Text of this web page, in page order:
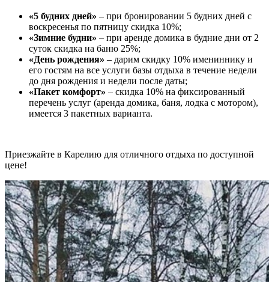
«5 будних дней» – при бронировании 5 будних дней с
воскресенья по пятницу скидка 10%;
«Зимние будни» – при аренде домика в будние дни от 2
суток скидка на баню 25%;
«День рождения» – дарим скидку 10% имениннику и
его гостям на все услуги базы отдыха в течение недели
до дня рождения и недели после даты;
«Пакет комфорт» – скидка 10% на фиксированный
перечень услуг (аренда домика, баня, лодка с мотором),
имеется 3 пакетных варианта.
Приезжайте в Карелию для отличного отдыха по доступной
цене!